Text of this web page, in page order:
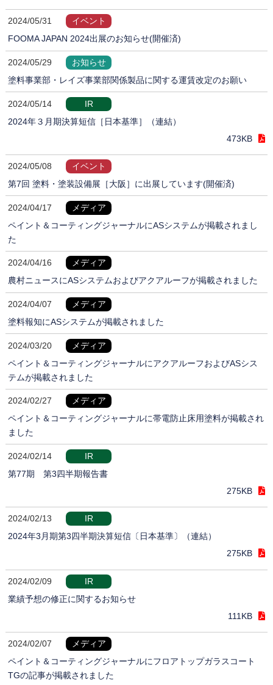
2024/05/31
イベント
FOOMA JAPAN 2024出展のお知らせ(開催済)
2024/05/29
お知らせ
塗料事業部・レイズ事業部関係製品に関する運賃改定のお願い
2024/05/14
IR
2024年３月期決算短信［日本基準］（連結）
473KB
2024/05/08
イベント
第7回 塗料・塗装設備展［大阪］に出展しています(開催済)
2024/04/17
メディア
ペイント＆コーティングジャーナルにASシステムが掲載されまし
た
2024/04/16
メディア
農村ニュースにASシステムおよびアクアルーフが掲載されました
2024/04/07
メディア
塗料報知にASシステムが掲載されました
2024/03/20
メディア
ペイント＆コーティングジャーナルにアクアルーフおよびASシス
テムが掲載されました
2024/02/27
メディア
ペイント＆コーティングジャーナルに帯電防止床用塗料が掲載され
ました
2024/02/14
IR
第77期 第3四半期報告書
275KB
2024/02/13
IR
2024年3月期第3四半期決算短信〔日本基準〕（連結）
275KB
2024/02/09
IR
業績予想の修正に関するお知らせ
111KB
2024/02/07
メディア
ペイント＆コーティングジャーナルにフロアトップガラスコート
TGの記事が掲載されました